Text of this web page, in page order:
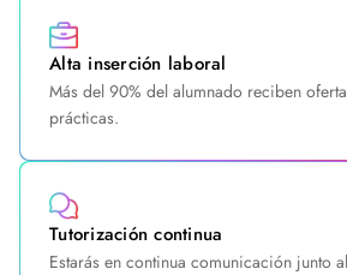
Alta inserción laboral
Más del 90% del alumnado reciben
prácticas.
Tutorización continua
Estarás en continua comunicación junto